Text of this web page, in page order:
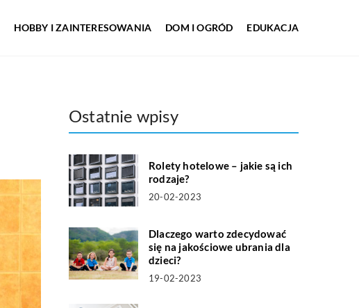
HOBBY I ZAINTERESOWANIA DOM I OGRÓD EDUKACJA
Ostatnie wpisy
Rolety hotelowe – jakie są ich
rodzaje?
20-02-2023
Dlaczego warto zdecydować
się na jakościowe ubrania dla
dzieci?
19-02-2023